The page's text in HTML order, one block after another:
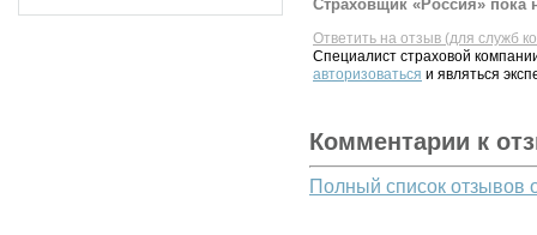
Страховщик «Россия» пока
Ответить на отзыв (для служб
Специалист страховой
авторизоваться и являться
Комментарии к
Полный список отзывов